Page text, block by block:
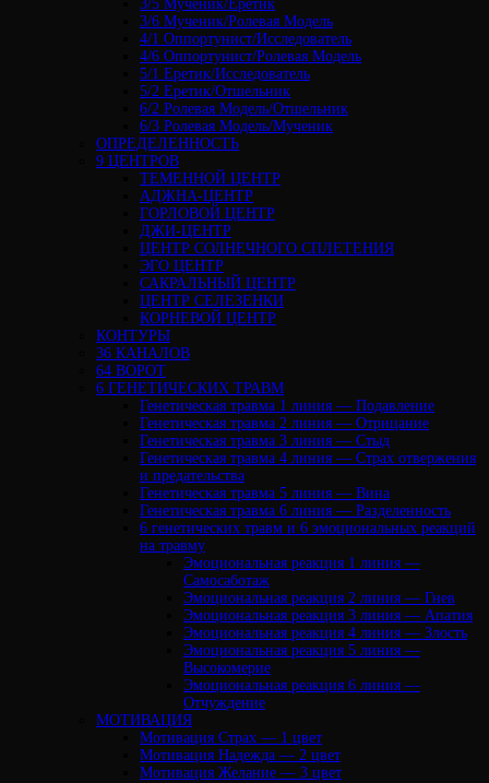
3/5 Мученик/Еретик
3/6 Мученик/Ролевая Модель
4/1 Оппортунист/Исследователь
4/6 Оппортунист/Ролевая Модель
5/1 Еретик/Исследователь
5/2 Еретик/Отшельник
6/2 Ролевая Модель/Отшельник
6/3 Ролевая Модель/Мученик
ОПРЕДЕЛЕННОСТЬ
9 ЦЕНТРОВ
ТЕМЕННОЙ ЦЕНТР
АДЖНА-ЦЕНТР
ГОРЛОВОЙ ЦЕНТР
ДЖИ-ЦЕНТР
ЦЕНТР СОЛНЕЧНОГО СПЛЕТЕНИЯ
ЭГО ЦЕНТР
САКРАЛЬНЫЙ ЦЕНТР
ЦЕНТР СЕЛЕЗЕНКИ
КОРНЕВОЙ ЦЕНТР
КОНТУРЫ
36 КАНАЛОВ
64 ВОРОТ
6 ГЕНЕТИЧЕСКИХ ТРАВМ
Генетическая травма 1 линия — Подавление
Генетическая травма 2 линия — Отрицание
Генетическая травма 3 линия — Стыд
Генетическая травма 4 линия — Страх отвержения
и предательства
Генетическая травма 5 линия — Вина
Генетическая травма 6 линия — Разделенность
6 генетических травм и 6 эмоциональных реакций
на травму
Эмоциональная реакция 1 линия —
Самосаботаж
Эмоциональная реакция 2 линия — Гнев
Эмоциональная реакция 3 линия — Апатия
Эмоциональная реакция 4 линия — Злость
Эмоциональная реакция 5 линия —
Высокомерие
Эмоциональная реакция 6 линия —
Отчуждение
МОТИВАЦИЯ
Мотивация Страх — 1 цвет
Мотивация Надежда — 2 цвет
Мотивация Желание — 3 цвет